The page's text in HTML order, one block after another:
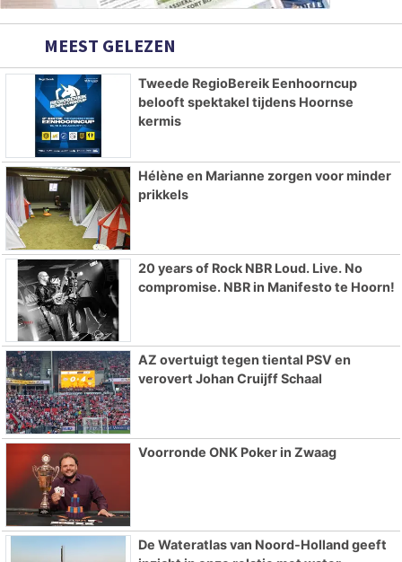
MEEST GELEZEN
Tweede RegioBereik Eenhoorncup
belooft spektakel tijdens Hoornse
kermis
Hélène en Marianne zorgen voor minder
prikkels
20 years of Rock NBR Loud. Live. No
compromise. NBR in Manifesto te Hoorn!
AZ overtuigt tegen tiental PSV en
verovert Johan Cruijff Schaal
Voorronde ONK Poker in Zwaag
De Wateratlas van Noord-Holland geeft